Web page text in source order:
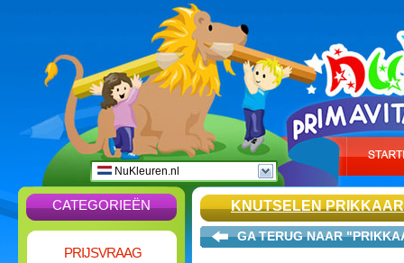
NuKleuren.nl
CATEGORIEËN
PRIJSVRAAG
KNUTSELEN
GA TERUG NAAR